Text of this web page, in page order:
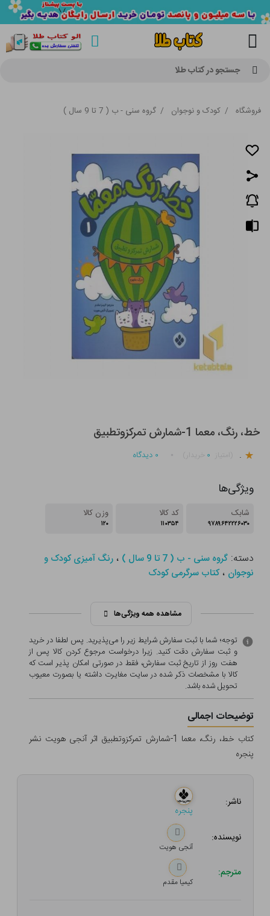
جستجو در کتاب طلا
فروشگاه / کودک و نوجوان / گروه سنی - ب ( 7 تا 9 سال )
خط، رنگ، معما 1-شمارش تمرکزوتطبیق
. ۰ ۰ دیدگاه
ویژگی‌ها
شابک
۹۷۸۹۶۴۲۲۲۶۰۳۰
کد کالا
۱۱۰۳۵۴
وزن کالا
۱۲۰
دسته:گروه سنی - ب ( 7 تا 9 سال ) ،رنگ آمیزی کودک و
نوجوان ،کتاب سرگرمی کودک
مشاهده همه ویژگی‌ها
توجه؛ شما با ثبت سفارش شرایط زیر را می‌پذیرید. پس لطفا در خرید
و ثبت سفارش دقت کنید. زیرا درخواست مرجوع کردن کالا پس از
هفت روز از تاریخ ثبت سفارش، فقط در صورتی امکان پذیر است که
کالا با مشخصات ذکر شده در سایت مغایرت داشته یا بصورت معيوب
تحویل شده باشد.
توضیحات اجمالی
کتاب خط، رنگ، معما 1-شمارش تمرکزوتطبیق اثر آنجی هویت نشر
پنجره
ناشر:
پنجره
نویسنده:
آنجی هویت
مترجم:
کیمیا مقدم